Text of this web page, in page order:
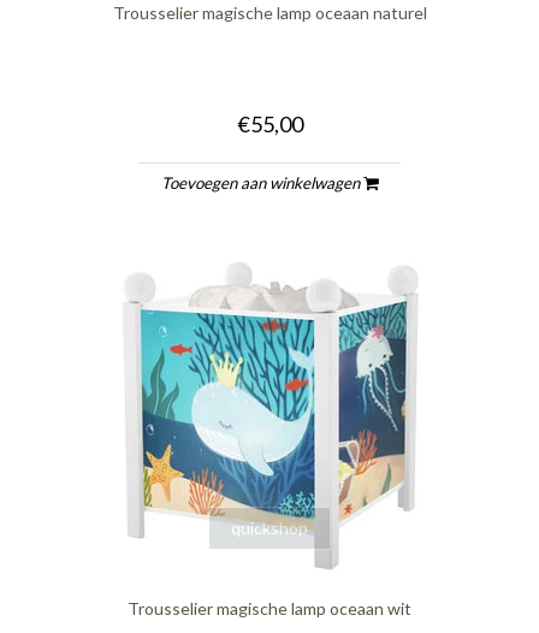
Trousselier magische lamp oceaan naturel
€55,00
Toevoegen aan winkelwagen
quickshop
Trousselier magische lamp oceaan wit